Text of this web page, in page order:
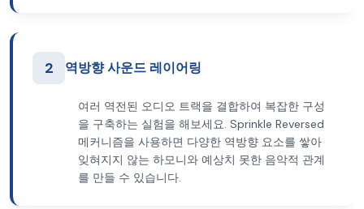
2 역방향 사운드 레이어링
여러 역전된 오디오 트랙을 결합하여 복잡한 구성
을 구축하는 실험을 해보세요. Sprinkle Reversed
메커니즘을 사용하면 다양한 역방향 요소를 쌓아
잊혀지지 않는 하모니와 예상치 못한 음악적 관계
를 만들 수 있습니다.